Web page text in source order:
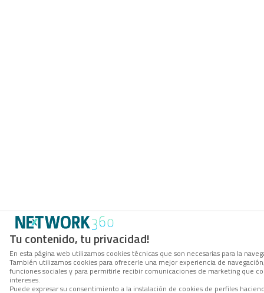
Tu contenido, tu privacidad!
En esta página web utilizamos cookies técnicas que son necesarias para la
También utilizamos cookies para ofrecerle una mejor experiencia de
funciones sociales y para permitirle recibir comunicaciones de marketing que
intereses.
Puede expresar su consentimiento a la instalación de cookies de perfiles